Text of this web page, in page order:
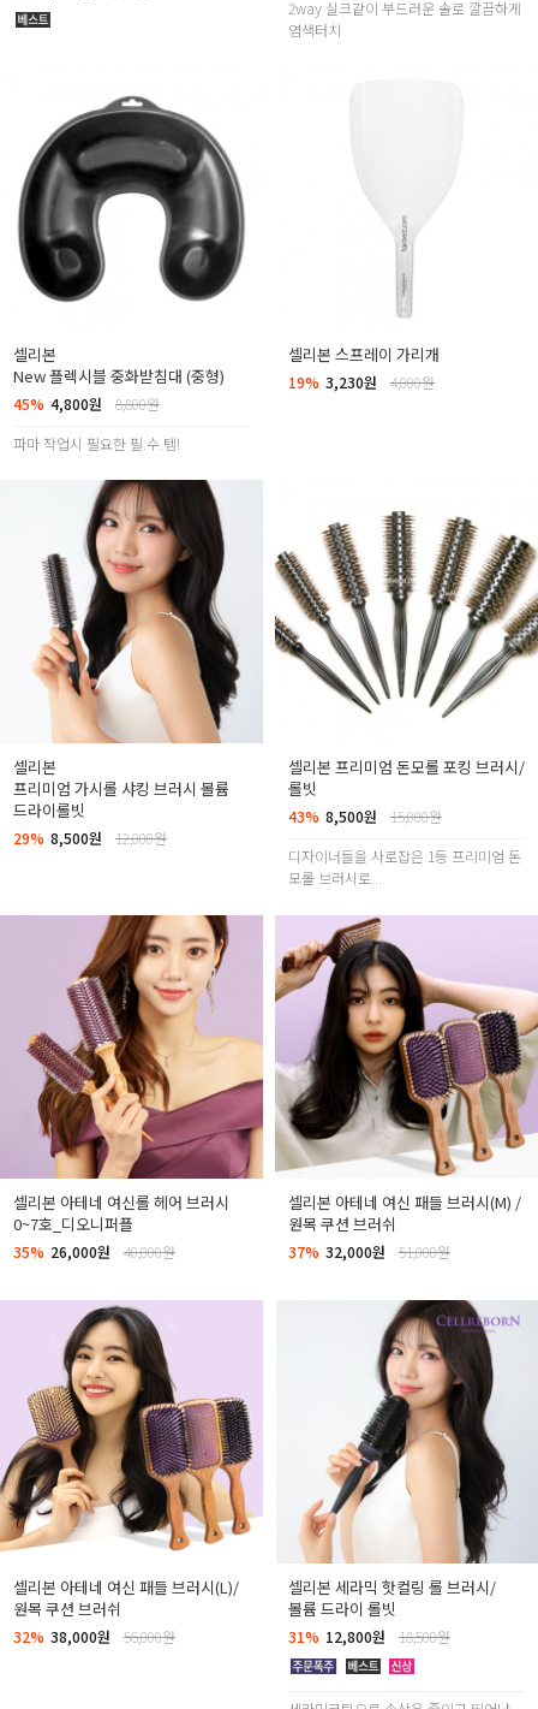
2way 실크같이 부드러운 솔로 깔끔하게
염색터치
셀리본
New 플렉시블 중화받침대 (중형)
45% 4,800원
8,800원
파마 작업시 필요한 필.수.템!
셀리본 스프레이 가리개
19% 3,230원 4,000원
셀리본
프리미엄 가시롤 샤킹 브러시 볼륨
드라이롤빗
29% 8,500원 12,000원
셀리본 프리미엄 돈모롤 포킹 브러시/
롤빗
43% 8,500원
15,000원
디자이너들을 사로잡은 1등 프리미엄 돈
모롤 브러시로...
셀리본 아테네 여신롤 헤어 브러시
0~7호_디오니퍼플
35% 26,000원 40,000원
셀리본 아테네 여신 패들 브러시(M) /
원목 쿠션 브러쉬
37% 32,000원 51,000원
셀리본 아테네 여신 패들 브러시(L)/
원목 쿠션 브러쉬
32% 38,000원 56,000원
셀리본 세라믹 핫컬링 롤 브러시/
볼륨 드라이 롤빗
31% 12,800원 18,500원